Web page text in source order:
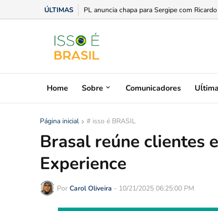
ÚLTIMAS PL anuncia chapa para Sergipe com
Home Sobre Comunicadores
Página inicial # isso é BRASIL
Brasal reúne clientes
Experience
Por Carol Oliveira - 10/21/2025 06:25:00 PM